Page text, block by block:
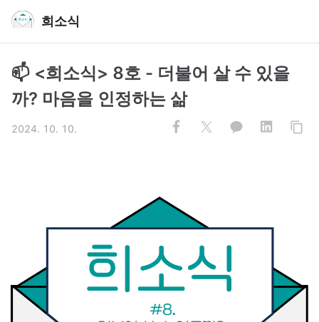
희소식
📫 <희소식> 8호 - 더불어 살 수 있을
까? 마음을 인정하는 삶
2024. 10. 10.